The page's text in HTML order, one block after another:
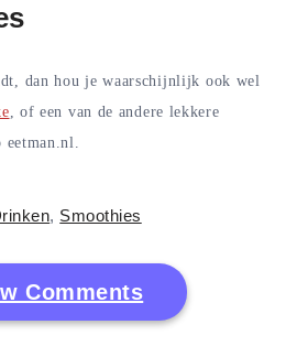
dan hou je waarschijnlijk ook wel
, of een van de andere lekkere
eetman.nl.
, Smoothies
Comments